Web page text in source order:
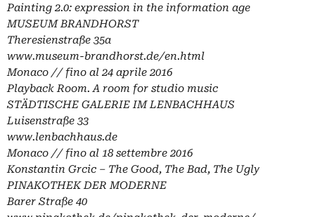
Painting 2.0: expression in the information age
MUSEUM BRANDHORST
Theresienstraße 35a
www.museum-brandhorst.de/en.html
Monaco // fino al 24 aprile 2016
Playback Room. A room for studio music
STÄDTISCHE GALERIE IM LENBACHHAUS
Luisenstraße 33
www.lenbachhaus.de
Monaco // fino al 18 settembre 2016
Konstantin Grcic – The Good, The Bad, The Ugly
PINAKOTHEK DER MODERNE
Barer Straße 40